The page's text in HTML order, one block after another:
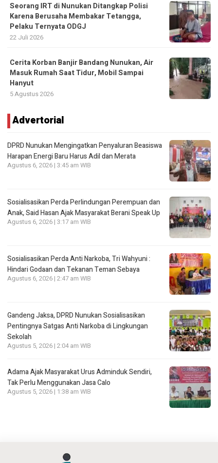
Seorang IRT di Nunukan Ditangkap Polisi
Karena Berusaha Membakar Tetangga,
Pelaku Ternyata ODGJ
22 Juli 2026
Cerita Korban Banjir Bandang Nunukan, Air
Masuk Rumah Saat Tidur, Mobil Sampai
Hanyut
5 Agustus 2026
Advertorial
DPRD Nunukan Mengingatkan Penyaluran Beasiswa
Harapan Energi Baru Harus Adil dan Merata
Agustus 6, 2026 | 3:45 am WIB
Sosialisasikan Perda Perlindungan Perempuan dan
Anak, Said Hasan Ajak Masyarakat Berani Speak Up
Agustus 6, 2026 | 3:17 am WIB
Sosialisasikan Perda Anti Narkoba, Tri Wahyuni :
Hindari Godaan dan Tekanan Teman Sebaya
Agustus 6, 2026 | 2:47 am WIB
Gandeng Jaksa, DPRD Nunukan Sosialisasikan
Pentingnya Satgas Anti Narkoba di Lingkungan
Sekolah
Agustus 5, 2026 | 2:04 am WIB
Adama Ajak Masyarakat Urus Adminduk Sendiri,
Tak Perlu Menggunakan Jasa Calo
Agustus 5, 2026 | 1:38 am WIB